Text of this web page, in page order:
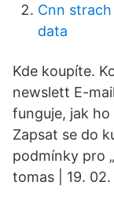
Cnn
data
Kde koupíte.
newslett E-
funguje, jak
Zapsat se do
podmínky pro
tomas | 19. 02.